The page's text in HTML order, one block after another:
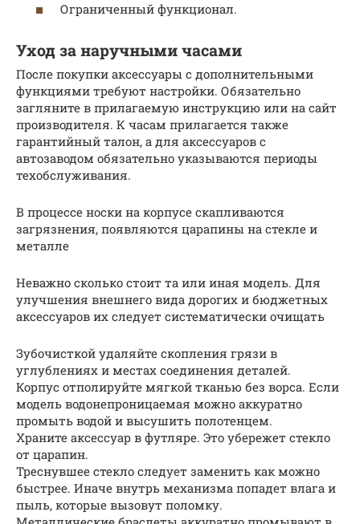
Ограниченный функционал.
Уход за наручными часами
После покупки аксессуары с дополнительными
функциями требуют настройки. Обязательно
загляните в прилагаемую инструкцию или на сайт
производителя. К часам прилагается также
гарантийный талон, а для аксессуаров с
автозаводом обязательно указываются периоды
техобслуживания.
В процессе носки на корпусе скапливаются
загрязнения, появляются царапины на стекле и
металле
Неважно сколько стоит та или иная модель. Для
улучшения внешнего вида дорогих и бюджетных
аксессуаров их следует систематически очищать
Зубочисткой удаляйте скопления грязи в
углублениях и местах соединения деталей.
Корпус отполируйте мягкой тканью без ворса. Если
модель водонепроницаемая можно аккуратно
промыть водой и высушить полотенцем.
Храните аксессуар в футляре. Это убережет стекло
от царапин.
Треснувшее стекло следует заменить как можно
быстрее. Иначе внутрь механизма попадет влага и
пыль, которые вызовут поломку.